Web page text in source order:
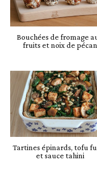
Bouchées de fromage
fruits et noix de pécan
Tartines épinards, tofu
et sauce tahini